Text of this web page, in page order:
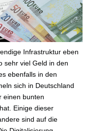
Infrastruktur eben
sehr viel Geld in den
ebenfalls in den
sich in Deutschland
einen bunten
Einige dieser
sind auf die